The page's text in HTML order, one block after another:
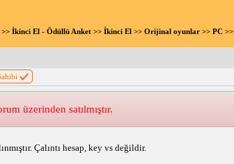
İkinci El - Ödüllü Anket>> İkinci El>> Orijinal oyunlar>> PC>>
üzerinden satılmıştır.
Çalıntı hesap, key vs değildir.